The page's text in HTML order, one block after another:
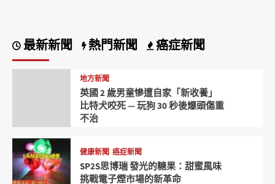
最新新聞 熱門新聞 癌症新聞
地方新聞
英國 2 歲男童慘遭自家「新收養」
比特犬咬死 — 玩狗 30 秒後爆頭傷重
不治
健康新聞 癌症新聞
SP2S思博瑞 發光的糖果：甜蜜風味
挑戰電子煙市場的新革命